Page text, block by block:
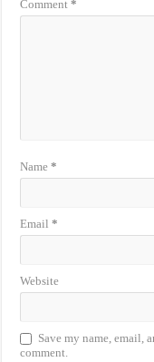
Comment*
Name*
Email*
Website
Save my name, email,
comment.